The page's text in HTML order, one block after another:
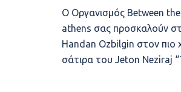
Ο Oργανισμός Between
athens σας προσκαλούν
Handan Ozbilgin στον πιο
σάτιρα του Jeton Neziraj